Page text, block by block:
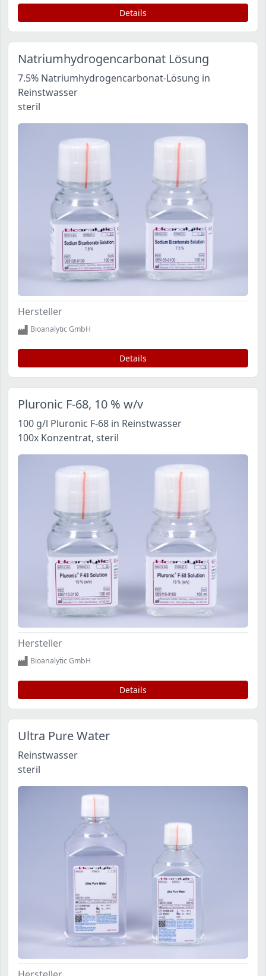
Details
Natriumhydrogencarbonat Lösung
7.5% Natriumhydrogencarbonat-Lösung in
Reinstwasser
steril
Hersteller
Bioanalytic GmbH
Details
Pluronic F-68, 10 % w/v
100 g/l Pluronic F-68 in Reinstwasser
100x Konzentrat, steril
Hersteller
Bioanalytic GmbH
Details
Ultra Pure Water
Reinstwasser
steril